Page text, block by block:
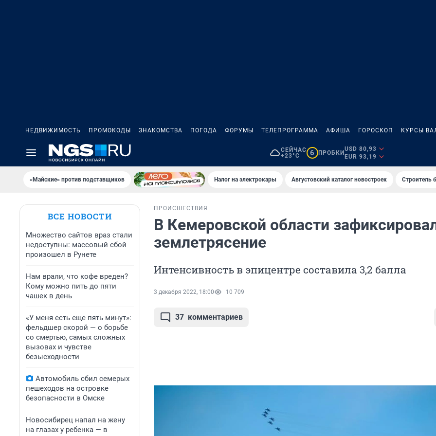
НЕДВИЖИМОСТЬ ПРОМОКОДЫ ЗНАКОМСТВА ПОГОДА ФОРУМЫ ТЕЛЕПРОГРАММА АФИША ГОРОСКОП КУРСЫ
СЕЙЧАС
+23°C
6 ПРОБКИ
USD 80,93
EUR 93,19
«Майские» против подставщиков Налог на электрокары Августовский каталог новостроек Строитель
ВСЕ НОВОСТИ
Множество сайтов враз стали
недоступны: массовый сбой
произошел в Рунете
Нам врали, что кофе вреден?
Кому можно пить до пяти
чашек в день
«У меня есть еще пять минут»:
фельдшер скорой — о борьбе
со смертью, самых сложных
вызовах и чувстве
безысходности
Автомобиль сбил семерых
пешеходов на островке
безопасности в Омске
Новосибирец напал на жену
на глазах у ребенка — в
ПРОИСШЕСТВИЯ
В Кемеровской области
землетрясение
Интенсивность в эпицентре составила 3,2 балла
3 декабря 2022, 18:00 10 709
37 комментариев